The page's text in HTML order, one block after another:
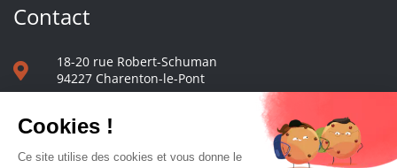
Contact
18-20 rue Robert-Schuman
94227 Charenton-le-Pont